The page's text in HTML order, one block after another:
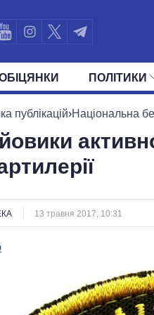
ПОЛIТИКИ
УСІ ПОЛІТИКИ ПРЕЗИДЕНТ І
публікацій›Національна
13 травня 2017, 10:31